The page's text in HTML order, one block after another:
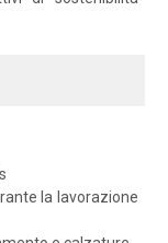
la lavorazione